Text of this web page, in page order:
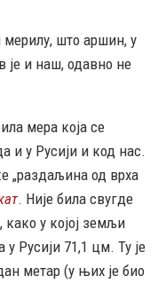
мерилу, што аршин, у
је и наш, одавно не
мера која се
и у Русији и код нас.
„раздаљина од врха
. Није била свугде
у којој земљи
у Русији 71,1 цм. Ту је
метар (у њих је био